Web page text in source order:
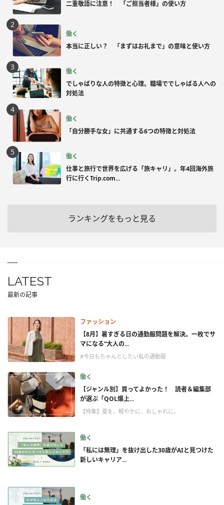
二重敬語に注意！ 「ご担当者様」の使い方
働く
本当に正しい？ 「まずはお礼まで」の意味と使い方
働く
でしゃばりな人の特徴と心理。職場ででしゃばる人への
対処法
働く
「自分勝手な女」に共通する6つの特徴と対処法
働く
仕事と旅行で世界を広げる「旅キャリ」。年4回海外旅
行に行くTrip.com...
ランキングをもっと見る
LATEST
最新の記事
ファッション
【8月】暑すぎる日の通勤服問題を解決。一枚でサ
マになる“大人の...
#今日もちゃんとしたい私の通勤服
働く
【ジャンル別】買ってよかった！ 読者＆編集部
が選ぶ「QOL爆上...
【特集】夏を、軽やかに、おしゃれに。
働く
「私には無理」を抜け出した30歳がAIと見つけた
新しいキャリア...
働く